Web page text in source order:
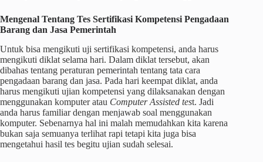
Mengenal Tentang Tes Sertifikasi Kompetensi Pengadaan
Barang dan Jasa Pemerintah
Untuk bisa mengikuti uji sertifikasi kompetensi, anda harus
mengikuti diklat selama hari. Dalam diklat tersebut, akan
dibahas tentang peraturan pemerintah tentang tata cara
pengadaan barang dan jasa. Pada hari keempat diklat, anda
harus mengikuti ujian kompetensi yang dilaksanakan dengan
menggunakan komputer atau Computer Assisted test. Jadi
anda harus familiar dengan menjawab soal menggunakan
komputer. Sebenarnya hal ini malah memudahkan kita karena
bukan saja semuanya terlihat rapi tetapi kita juga bisa
mengetahui hasil tes begitu ujian sudah selesai.